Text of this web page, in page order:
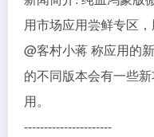
用市场应用尝鲜专区
@客村小蒋 称应用的
的不同版本会有一些
用。
----------------------